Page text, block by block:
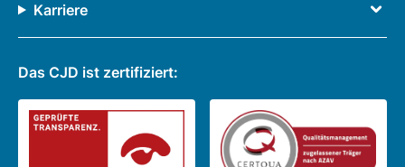
Karriere
Das CJD ist zertifiziert: